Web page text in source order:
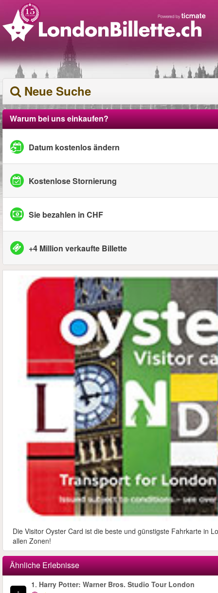
Neue Suche
Warum bei uns einkaufen?
Datum kostenlos ändern
Kostenlose Stornierung
Sie bezahlen in CHF
+4 Million verkaufte Billette
Die Visitor Oyster Card ist die beste und günstigste Fahrkarte in
allen Zonen!
Ähnliche Erlebnisse
1. Harry Potter: Warner Bros. Studio Tour London